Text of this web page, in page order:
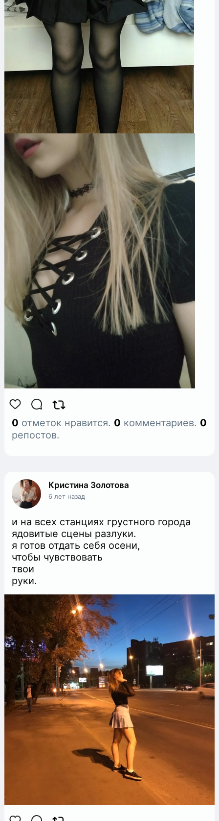
0 отметок нравится. 0 комментариев. 0
репостов.
Кристина Золотова
6 лет назад
и на всех станциях грустного города
ядовитые сцены разлуки.
я готов отдать себя осени,
чтобы чувствовать
твои
руки.